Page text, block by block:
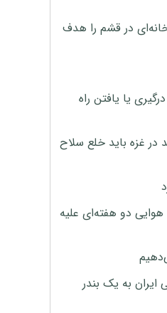
پوندی آمریکا خانه‌ای در قشم را هدف
یا یافتن راه
غزه باید خلع سلاح
هوایی دو هفته‌ای علیه
ایران به یک بندر